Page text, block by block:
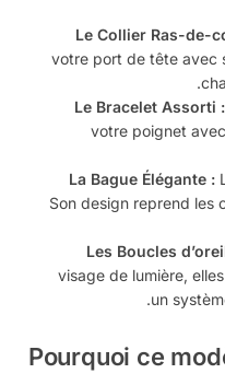
Le Collier Ras-de-
votre port de tête avec
Le Bracelet Assorti :
votre poignet
La Bague Élégante :
Son design reprend les
Les Boucles
visage de lumière,
un
Pourquoi ce